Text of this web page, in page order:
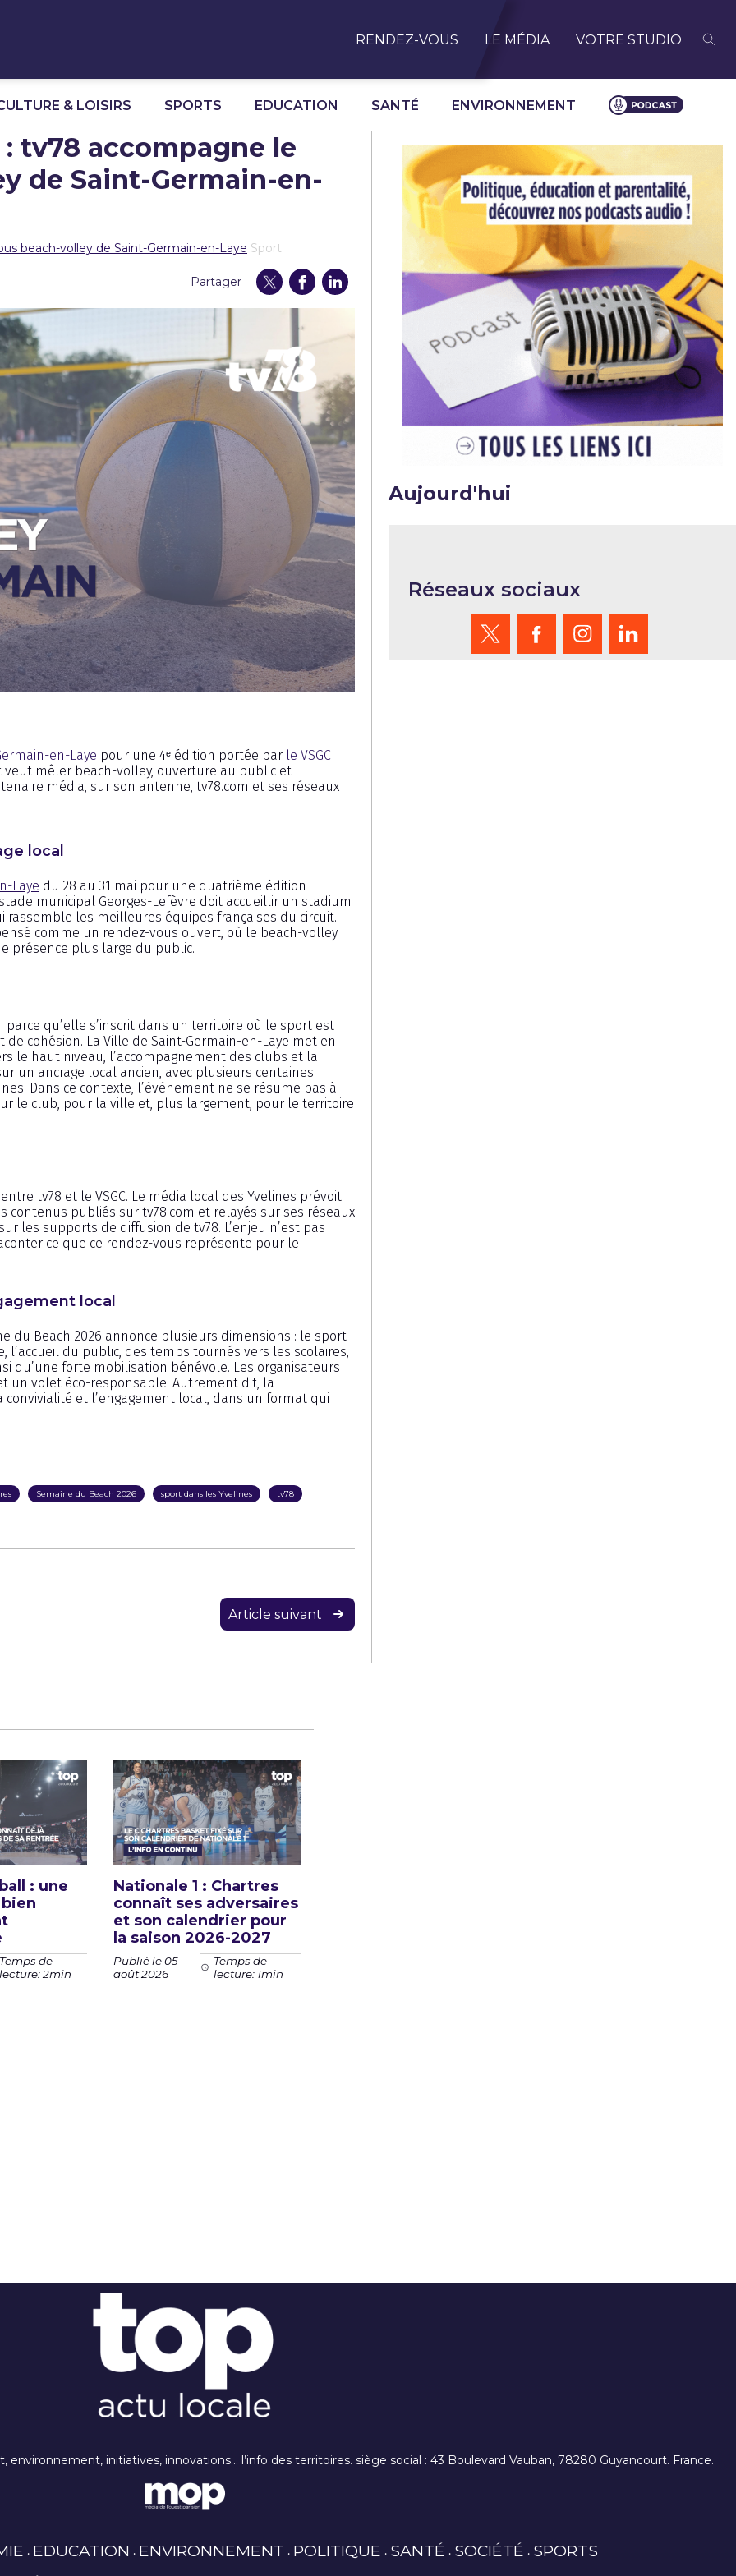
RENDEZ-VOUS LE MÉDIA VOTRE STUDIO
& LOISIRS SPORTS EDUCATION SANTÉ ENVIRONNEMENT
tv78 accompagne le
de Saint-Germain-en-
beach-volley de Saint-Germain-en-Laye Sport
Partager
en-Laye pour une 4ᵉ édition portée par le VSGC
veut mêler beach-volley, ouverture au public et
média, sur son antenne, tv78.com et ses réseaux
local
Laye du 28 au 31 mai pour une quatrième édition
municipal Georges-Lefèvre doit accueillir un stadium
les meilleures équipes françaises du circuit.
comme un rendez-vous ouvert, où le beach-volley
présence plus large du public.
parce qu’elle s’inscrit dans un territoire où le sport est
cohésion. La Ville de Saint-Germain-en-Laye met en
le haut niveau, l’accompagnement des clubs et la
un ancrage local ancien, avec plusieurs centaines
Dans ce contexte, l’événement ne se résume pas à
le club, pour la ville et, plus largement, pour le territoire
tv78 et le VSGC. Le média local des Yvelines prévoit
contenus publiés sur tv78.com et relayés sur ses réseaux
les supports de diffusion de tv78. L’enjeu n’est pas
ce que ce rendez-vous représente pour le
local
du Beach 2026 annonce plusieurs dimensions : le sport
l’accueil du public, des temps tournés vers les scolaires,
qu’une forte mobilisation bénévole. Les organisateurs
un volet éco-responsable. Autrement dit, la
et l’engagement local, dans un format qui
Semaine du Beach 2026 sport dans les Yvelines tv78
Article suivant
Aujourd'hui
Réseaux sociaux
: une
Temps de
lecture: 2min
Nationale 1 : Chartres
connaît ses adversaires
et son calendrier pour
la saison 2026-2027
Publié le 05
août 2026
Temps de
lecture: 1min
initiatives, innovations… l’info des territoires. siège social : 43 Boulevard Vauban, 78280 Guyancourt. France.
EDUCATION ENVIRONNEMENT POLITIQUE SANTÉ SOCIÉTÉ SPORTS